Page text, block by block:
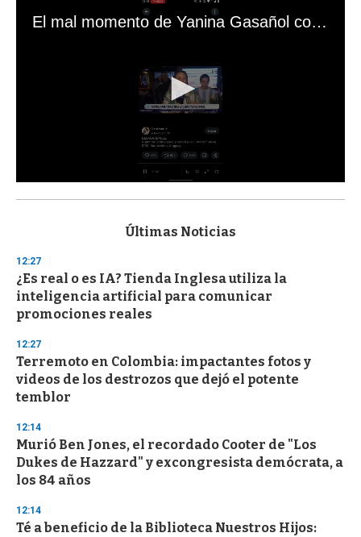
El mal momento de Yanina Gasañol con un hincha argentino en "Subrayado"
s
d
s
o
f
3
s
e
c
o
n
Últimas Noticias
12:27
¿Es real o es IA? Tienda Inglesa utiliza la
inteligencia artificial para comunicar
promociones reales
12:27
Terremoto en Colombia: impactantes fotos y
videos de los destrozos que dejó el potente
temblor
12:14
Murió Ben Jones, el recordado Cooter de "Los
Dukes de Hazzard" y excongresista demócrata, a
los 84 años
12:14
Té a beneficio de la Biblioteca Nuestros Hijos: